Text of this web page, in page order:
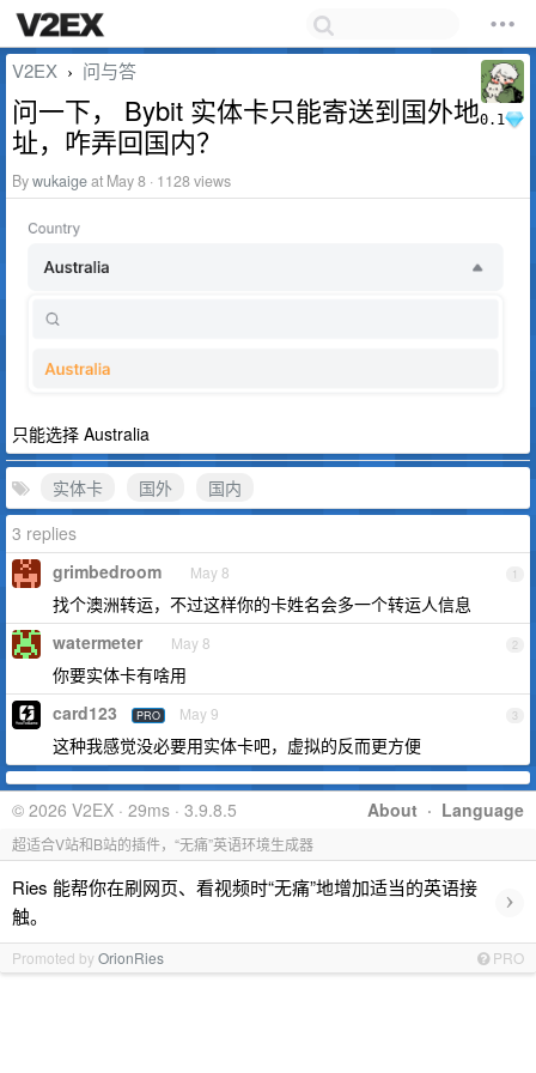
0.1
V2EX › 问与答
问一下， Bybit 实体卡只能寄送到国外地
址，咋弄回国内？
Bywukaigeat May 8 · 1128 views
只能选择 Australia
实体卡 国外
国内
3 replies
1
grimbedroom May 8
找个澳洲转运，不过这样你的卡姓名会多一个转运人信息
2
watermeter May 8
你要实体卡有啥用
3
card123 PRO May 9
这种我感觉没必要用实体卡吧，虚拟的反而更方便
About · Language
© 2026 V2EX · 29ms · 3.9.8.5
超适合V站和B站的插件，“无痛”英语环境生成器
Ries 能帮你在刷网页、看视频时“无痛”地增加适当的英语接
触。
›
Promoted byOrionRies PRO